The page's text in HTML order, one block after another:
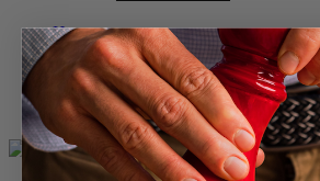
Home
Weinaccessoires
Gläser
Probiergläser
Atmosphère Whisky - Geschenkbox